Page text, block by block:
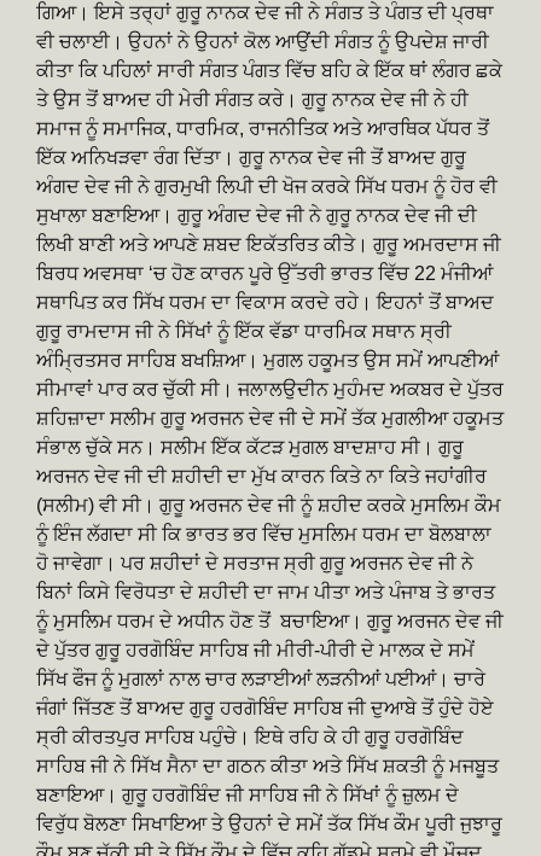
ਗਿਆ। ਇਸੇ ਤਰ੍ਹਾਂ ਗੁਰੂ ਨਾਨਕ ਦੇਵ ਜੀ ਨੇ ਸੰਗਤ ਤੇ ਪੰਗਤ ਦੀ ਪ੍ਰਥਾ
ਵੀ ਚਲਾਈ। ਉਹਨਾਂ ਨੇ ਉਹਨਾਂ ਕੋਲ ਆਉਂਦੀ ਸੰਗਤ ਨੂੰ ਉਪਦੇਸ਼ ਜਾਰੀ
ਕੀਤਾ ਕਿ ਪਹਿਲਾਂ ਸਾਰੀ ਸੰਗਤ ਪੰਗਤ ਵਿੱਚ ਬਹਿ ਕੇ ਇੱਕ ਥਾਂ ਲੰਗਰ ਛਕੇ
ਤੇ ਉਸ ਤੋਂ ਬਾਅਦ ਹੀ ਮੇਰੀ ਸੰਗਤ ਕਰੇ। ਗੁਰੂ ਨਾਨਕ ਦੇਵ ਜੀ ਨੇ ਹੀ
ਸਮਾਜ ਨੂੰ ਸਮਾਜਿਕ, ਧਾਰਮਿਕ, ਰਾਜਨੀਤਿਕ ਅਤੇ ਆਰਥਿਕ ਪੱਧਰ ਤੋਂ
ਇੱਕ ਅਨਿਖੜਵਾ ਰੰਗ ਦਿੱਤਾ। ਗੁਰੂ ਨਾਨਕ ਦੇਵ ਜੀ ਤੋਂ ਬਾਅਦ ਗੁਰੂ
ਅੰਗਦ ਦੇਵ ਜੀ ਨੇ ਗੁਰਮੁਖੀ ਲਿਪੀ ਦੀ ਖੋਜ ਕਰਕੇ ਸਿੱਖ ਧਰਮ ਨੂੰ ਹੋਰ ਵੀ
ਸੁਖਾਲਾ ਬਣਾਇਆ। ਗੁਰੂ ਅੰਗਦ ਦੇਵ ਜੀ ਨੇ ਗੁਰੂ ਨਾਨਕ ਦੇਵ ਜੀ ਦੀ
ਲਿਖੀ ਬਾਣੀ ਅਤੇ ਆਪਣੇ ਸ਼ਬਦ ਇਕੱਤਰਿਤ ਕੀਤੇ। ਗੁਰੂ ਅਮਰਦਾਸ ਜੀ
ਬਿਰਧ ਅਵਸਥਾ ‘ਚ ਹੋਣ ਕਾਰਨ ਪੂਰੇ ਉੱਤਰੀ ਭਾਰਤ ਵਿੱਚ 22 ਮੰਜੀਆਂ
ਸਥਾਪਿਤ ਕਰ ਸਿੱਖ ਧਰਮ ਦਾ ਵਿਕਾਸ ਕਰਦੇ ਰਹੇ। ਇਹਨਾਂ ਤੋਂ ਬਾਅਦ
ਗੁਰੂ ਰਾਮਦਾਸ ਜੀ ਨੇ ਸਿੱਖਾਂ ਨੂੰ ਇੱਕ ਵੱਡਾ ਧਾਰਮਿਕ ਸਥਾਨ ਸ੍ਰੀ
ਅੰਮ੍ਰਿਤਸਰ ਸਾਹਿਬ ਬਖਸ਼ਿਆ। ਮੁਗਲ ਹਕੂਮਤ ਉਸ ਸਮੇਂ ਆਪਣੀਆਂ
ਸੀਮਾਵਾਂ ਪਾਰ ਕਰ ਚੁੱਕੀ ਸੀ। ਜਲਾਲਉਦੀਨ ਮੁਹੰਮਦ ਅਕਬਰ ਦੇ ਪੁੱਤਰ
ਸ਼ਹਿਜ਼ਾਦਾ ਸਲੀਮ ਗੁਰੂ ਅਰਜਨ ਦੇਵ ਜੀ ਦੇ ਸਮੇਂ ਤੱਕ ਮੁਗਲੀਆ ਹਕੂਮਤ
ਸੰਭਾਲ ਚੁੱਕੇ ਸਨ। ਸਲੀਮ ਇੱਕ ਕੱਟੜ ਮੁਗਲ ਬਾਦਸ਼ਾਹ ਸੀ। ਗੁਰੂ
ਅਰਜਨ ਦੇਵ ਜੀ ਦੀ ਸ਼ਹੀਦੀ ਦਾ ਮੁੱਖ ਕਾਰਨ ਕਿਤੇ ਨਾ ਕਿਤੇ ਜਹਾਂਗੀਰ
(ਸਲੀਮ) ਵੀ ਸੀ। ਗੁਰੂ ਅਰਜਨ ਦੇਵ ਜੀ ਨੂੰ ਸ਼ਹੀਦ ਕਰਕੇ ਮੁਸਲਿਮ ਕੌਮ
ਨੂੰ ਇੰਜ ਲੱਗਦਾ ਸੀ ਕਿ ਭਾਰਤ ਭਰ ਵਿੱਚ ਮੁਸਲਿਮ ਧਰਮ ਦਾ ਬੋਲਬਾਲਾ
ਹੋ ਜਾਵੇਗਾ। ਪਰ ਸ਼ਹੀਦਾਂ ਦੇ ਸਰਤਾਜ ਸ੍ਰੀ ਗੁਰੂ ਅਰਜਨ ਦੇਵ ਜੀ ਨੇ
ਬਿਨਾਂ ਕਿਸੇ ਵਿਰੋਧਤਾ ਦੇ ਸ਼ਹੀਦੀ ਦਾ ਜਾਮ ਪੀਤਾ ਅਤੇ ਪੰਜਾਬ ਤੇ ਭਾਰਤ
ਨੂੰ ਮੁਸਲਿਮ ਧਰਮ ਦੇ ਅਧੀਨ ਹੋਣ ਤੋਂ ਬਚਾਇਆ। ਗੁਰੂ ਅਰਜਨ ਦੇਵ ਜੀ
ਦੇ ਪੁੱਤਰ ਗੁਰੂ ਹਰਗੋਬਿੰਦ ਸਾਹਿਬ ਜੀ ਮੀਰੀ-ਪੀਰੀ ਦੇ ਮਾਲਕ ਦੇ ਸਮੇਂ
ਸਿੱਖ ਫੌਜ ਨੂੰ ਮੁਗਲਾਂ ਨਾਲ ਚਾਰ ਲੜਾਈਆਂ ਲੜਨੀਆਂ ਪਈਆਂ। ਚਾਰੇ
ਜੰਗਾਂ ਜਿੱਤਣ ਤੋਂ ਬਾਅਦ ਗੁਰੂ ਹਰਗੋਬਿੰਦ ਸਾਹਿਬ ਜੀ ਦੁਆਬੇ ਤੋਂ ਹੁੰਦੇ ਹੋਏ
ਸ੍ਰੀ ਕੀਰਤਪੁਰ ਸਾਹਿਬ ਪਹੁੰਚੇ। ਇਥੇ ਰਹਿ ਕੇ ਹੀ ਗੁਰੂ ਹਰਗੋਬਿੰਦ
ਸਾਹਿਬ ਜੀ ਨੇ ਸਿੱਖ ਸੈਨਾ ਦਾ ਗਠਨ ਕੀਤਾ ਅਤੇ ਸਿੱਖ ਸ਼ਕਤੀ ਨੂੰ ਮਜਬੂਤ
ਬਣਾਇਆ। ਗੁਰੂ ਹਰਗੋਬਿੰਦ ਜੀ ਸਾਹਿਬ ਜੀ ਨੇ ਸਿੱਖਾਂ ਨੂੰ ਜ਼ੁਲਮ ਦੇ
ਵਿਰੁੱਧ ਬੋਲਣਾ ਸਿਖਾਇਆ ਤੇ ਉਹਨਾਂ ਦੇ ਸਮੇਂ ਤੱਕ ਸਿੱਖ ਕੌਮ ਪੂਰੀ ਜੁਝਾਰੂ